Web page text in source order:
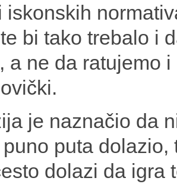
iskonskih
bi tako trebalo i
a ne da ratujemo
je naznačio da
puta
dolazi da igra